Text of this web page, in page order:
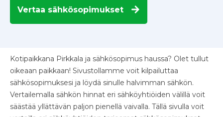
Vertaa sähkösopimukset
Kotipaikkana Pirkkala ja sähkösopimus haussa? Olet tullut
oikeaan paikkaan! Sivustollamme voit kilpailuttaa
sähkösopimuksesi ja löydä sinulle halvimman sähkön.
Vertailemalla sähkön hinnat eri sähköyhtiöiden välillä voit
säästää yllättävän paljon pienellä vaivalla. Tällä sivulla voit